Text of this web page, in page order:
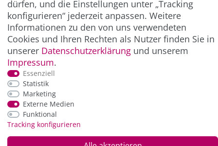
*Alle Preise inkl. der gesetzl. MwSt. zzgl.
und Versandkosten
dürfen, und die Einstellungen unter „Tracking
konfigurieren“ jederzeit anpassen. Weitere
Informationen zu den von uns verwendeten
Cookies und Ihren Rechten als Nutzer finden Sie in
unserer Daten­schutz­erklärung und unserem
Impressum.
Essenziell
Statistik
Marketing
Externe Medien
Funktional
Tracking konfigurieren